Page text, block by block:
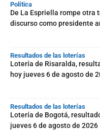
Política
De La Espriella rompe otra
discurso como presidente
Resultados de las loterías
Lotería de Risaralda,
hoy jueves 6 de agosto de
Resultados de las loterías
Lotería de Bogotá,
jueves 6 de agosto de 2026